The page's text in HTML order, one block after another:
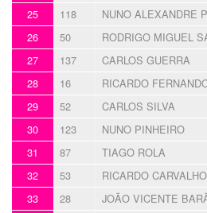
25 118 NUNO ALEXANDRE
26 50 RODRIGO MIGUEL
27 137 CARLOS GUERRA
28 16 RICARDO
29 52 CARLOS SILVA
30 123 NUNO PINHEIRO
31 87 TIAGO ROLA
32 53 RICARDO CARVALHO
33 28 JOÃO VICENTE